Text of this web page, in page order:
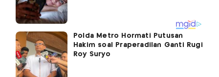
Polda Metro Hormati Putusan
Hakim soal Praperadilan Ganti Rugi
Roy Suryo